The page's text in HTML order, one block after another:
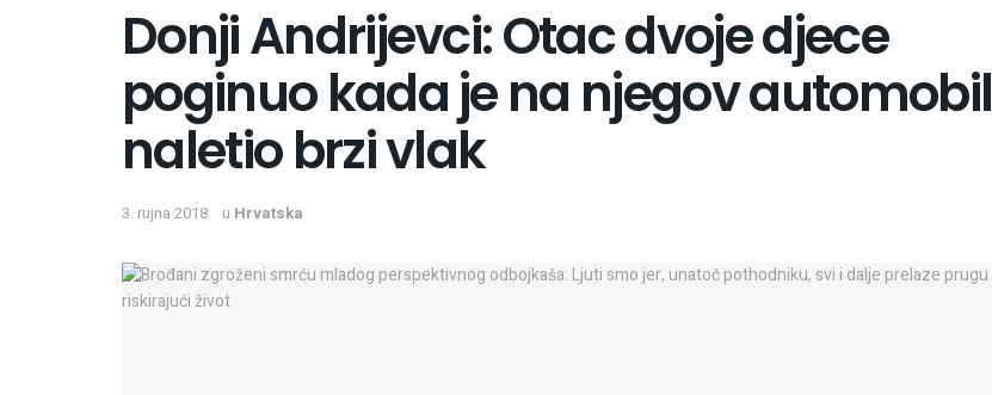
Donji Andrijevci: Otac dvoje djece
poginuo kada je na njegov automobil
naletio brzi vlak
3. rujna 2018. u Hrvatska